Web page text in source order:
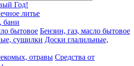
Год!
литье
бани
Бензин, газ, масло бытовое
Доски глалильные,
Средства от